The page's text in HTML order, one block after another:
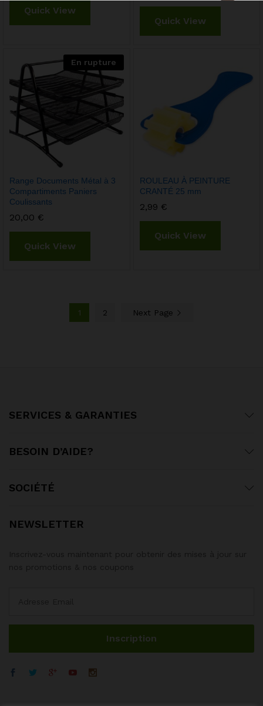
Quick View
Quick View
En rupture
Range Documents Métal à 3
Compartiments Paniers
Coulissants
20,00 €
Quick View
ROULEAU À PEINTURE
CRANTÉ 25 mm
2,99 €
Quick View
1 2 Next Page
SERVICES & GARANTIES
BESOIN D’AIDE?
SOCIÉTÉ
NEWSLETTER